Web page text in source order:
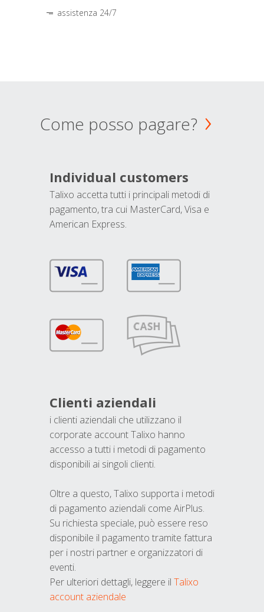
assistenza 24/7
Come posso pagare?
Individual customers
Talixo accetta tutti i principali metodi di
pagamento, tra cui MasterCard, Visa e
American Express.
Clienti aziendali
i clienti aziendali che utilizzano il
corporate account Talixo hanno
accesso a tutti i metodi di pagamento
disponibili ai singoli clienti.
Oltre a questo, Talixo supporta i metodi
di pagamento aziendali come AirPlus.
Su richiesta speciale, può essere reso
disponibile il pagamento tramite fattura
per i nostri partner e organizzatori di
eventi.
Per ulteriori dettagli, leggere il Talixo
account aziendale